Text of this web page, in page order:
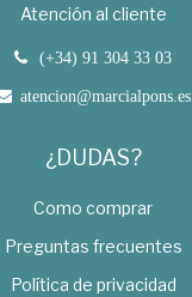
Atención al cliente
(+34) 91 304 33 03
atencion@marcialpons.es
¿DUDAS?
Como comprar
Preguntas frecuentes
Política de privacidad